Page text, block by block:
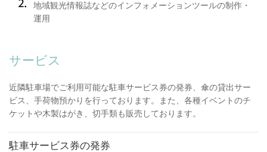
地域観光情報誌などのインフォメーションツールの制作・
運用
サービス
近隣駐車場でご利用可能な駐車サービス券の発券、傘の貸出サー
ビス、手荷物預かりを行っております。また、各種イベントのチ
ケットや木製はがき、切手類も販売しております。
駐車サービス券の発券